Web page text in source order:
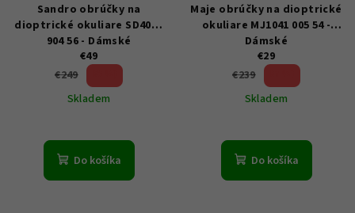
Sandro obrúčky na
dioptrické okuliare SD4015
904 56 - Dámské
€49
€249
Skladem
Do košíka
Maje obrúčky na dioptrické
okuliare MJ1041 005 54 -
Dámské
€29
€239
Skladem
Do košíka